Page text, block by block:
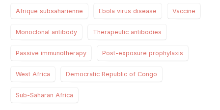
Afrique subsaharienne Ebola virus disease Vaccine
Monoclonal antibody Therapeutic antibodies
Passive immunotherapy Post-exposure prophylaxis
West Africa Democratic Republic of Congo
Sub-Saharan Africa